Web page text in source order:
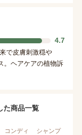
4.7
で皮膚刺激穏や
。ヘアケアの植物訴
た商品一覧
コンディ
シャンプ